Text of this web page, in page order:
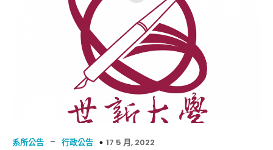
系所公告 – 行政公告 17 5 月, 2022